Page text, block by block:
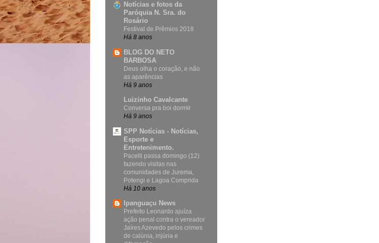
Notícias e fotos da
Paróquia N. Sra. do
Rosário
Festival de Prêmios 2018
Há 8 anos
BLOG DO NETO
BARBOSA
Deus olha o coração, e não
as aparências
Há 9 anos
Luizinho Cavalcante
Conversa pra boi dormir
Há 9 anos
SPP Notícias - Notícias,
Esporte e
Entretenimento.
Pacelli passa domingo (12)
fazendo visitas nas
comunidades de Jurema,
Potengi e Lagoa Comprida
Há 10 anos
Ipanguaçu News
Prefeito Leonardo ajuíza
ação penal contra o vereador
Jaíres Azevedo pelos crimes
de calúnia, injúria e